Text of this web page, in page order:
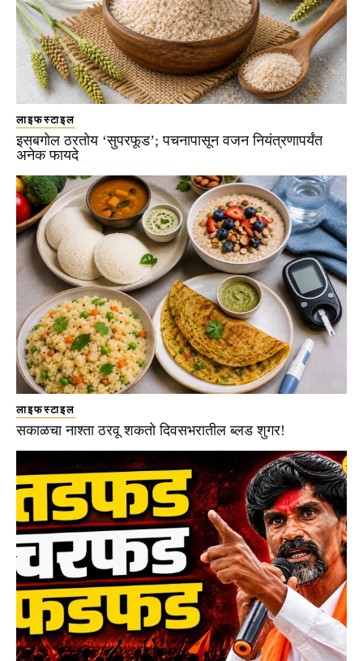
लाइफस्टाइल
इसबगोल ठरतोय ‘सुपरफूड’; पचनापासून वजन नियंत्रणापर्यंत
अनेक फायदे
लाइफस्टाइल
सकाळचा नाश्ता ठरवू शकतो दिवसभरातील ब्लड शुगर!